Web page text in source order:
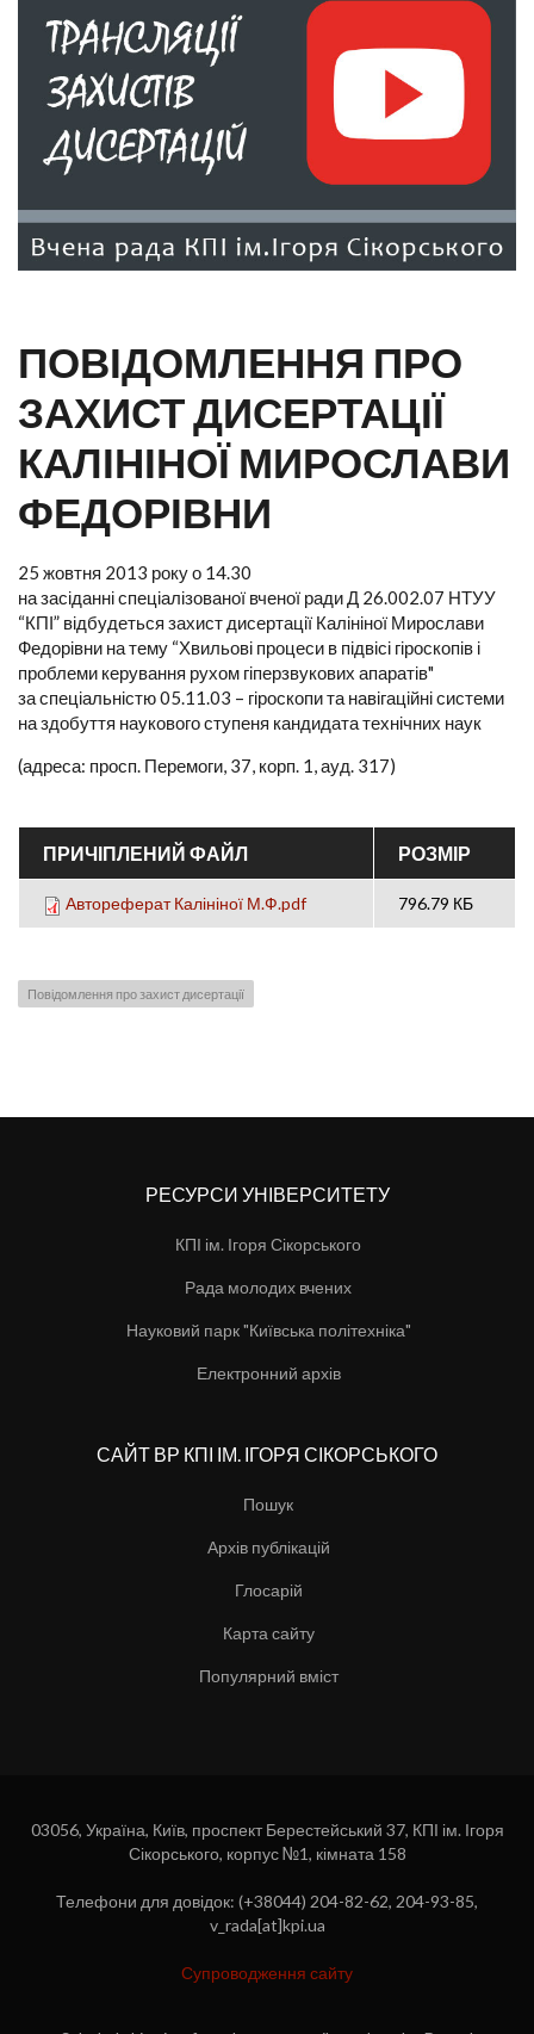
ПОВІДОМЛЕННЯ ПРО
ЗАХИСТ ДИСЕРТАЦІЇ
КАЛІНІНОЇ МИРОСЛАВИ
ФЕДОРІВНИ
25 жовтня 2013 року о 14.30
на засіданні спеціалізованої вченої ради Д 26.002.07 НТУУ
“КПІ” відбудеться захист дисертації Калініної Мирослави
Федорівни на тему “Хвильові процеси в підвісі гіроскопів і
проблеми керування рухом гіперзвукових апаратів"
за спеціальністю 05.11.03 – гіроскопи та навігаційні системи
на здобуття наукового ступеня кандидата технічних наук
(адреса: просп. Перемоги, 37, корп. 1, ауд. 317)
ПРИЧІПЛЕНИЙ ФАЙЛ РОЗМІР
Автореферат Калініної М.Ф.pdf 796.79 КБ
Повідомлення про захист дисертації
РЕСУРСИ УНІВЕРСИТЕТУ
КПІ ім. Ігоря Сікорського
Рада молодих вчених
Науковий парк "Київська політехніка"
Електронний архів
САЙТ ВР КПІ ІМ. ІГОРЯ СІКОРСЬКОГО
Пошук
Архів публікацій
Глосарій
Карта сайту
Популярний вміст
03056, Україна, Київ, проспект Берестейський 37, КПІ ім. Ігоря
Сікорського, корпус №1, кімната 158
Телефони для довідок: (+38044) 204-82-62, 204-93-85,
v_rada[at]kpi.ua
Супроводження сайту